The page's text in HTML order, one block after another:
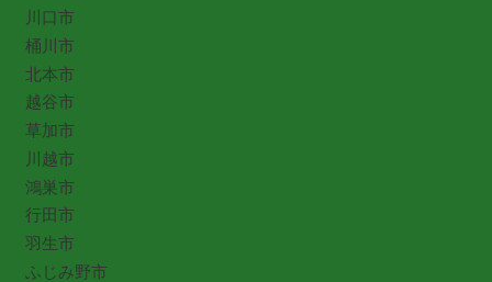
川口市
桶川市
北本市
越谷市
草加市
川越市
鴻巣市
行田市
羽生市
ふじみ野市